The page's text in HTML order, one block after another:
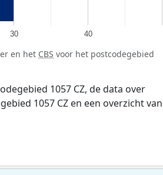
30 40
en het CBS voor het postcodegebied
1057 CZ, de data over
1057 CZ en een overzicht van